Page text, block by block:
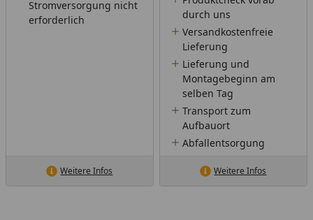
Stromversorgung nicht
erforderlich
Weitere Infos
durch uns
Versandkostenfreie
Lieferung
Lieferung und
Montagebeginn am
selben Tag
Transport zum
Aufbauort
Abfallentsorgung
Weitere Infos